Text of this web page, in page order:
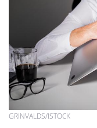
GRINVALDS/ISTOCK